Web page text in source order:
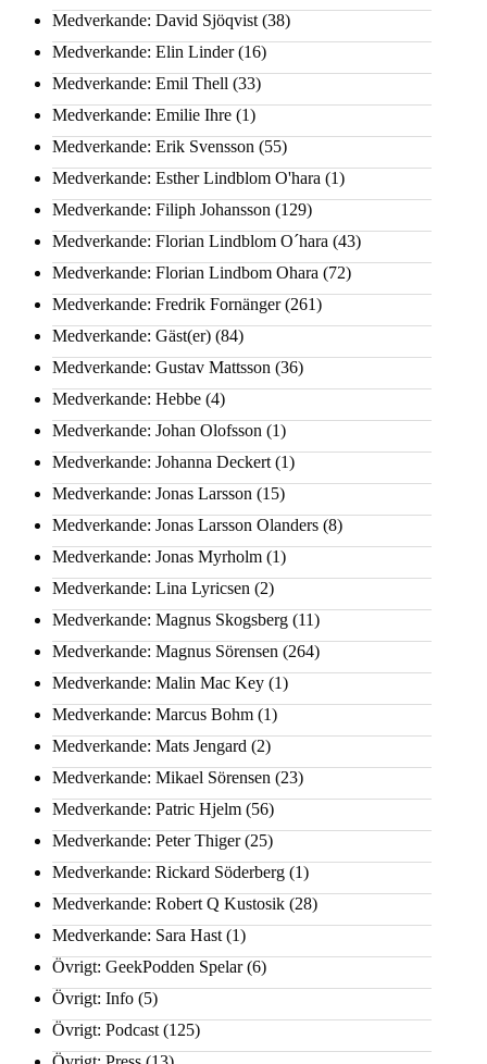
Medverkande: David Sjöqvist (38)
Medverkande: Elin Linder(16)
Medverkande: Emil Thell (33)
Medverkande: Emilie Ihre (1)
Medverkande: Erik Svensson (55)
Medverkande: Esther Lindblom O'hara (1)
Medverkande: Filiph Johansson (129)
Medverkande: Florian Lindblom O´hara (43)
Medverkande: Florian Lindbom Ohara (72)
Medverkande: Fredrik Fornänger(261)
Medverkande: Gäst(er) (84)
Medverkande: Gustav Mattsson (36)
Medverkande: Hebbe (4)
Medverkande: Johan Olofsson (1)
Medverkande: Johanna Deckert (1)
Medverkande: Jonas Larsson (15)
Medverkande: Jonas Larsson Olanders (8)
Medverkande: Jonas Myrholm (1)
Medverkande: Lina Lyricsen (2)
Medverkande: Magnus Skogsberg (11)
Medverkande: Magnus Sörensen (264)
Medverkande: Malin Mac Key (1)
Medverkande: Marcus Bohm (1)
Medverkande: Mats Jengard (2)
Medverkande: Mikael Sörensen (23)
Medverkande: Patric Hjelm (56)
Medverkande: Peter Thiger(25)
Medverkande: Rickard Söderberg (1)
Medverkande: Robert Q Kustosik (28)
Medverkande: Sara Hast (1)
Övrigt: GeekPodden Spelar(6)
Övrigt: Info (5)
Övrigt: Podcast (125)